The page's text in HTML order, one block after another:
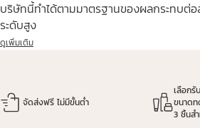
บริษัทนี้ทำได้ตามมาตรฐานของผลกระทบต่
ระดับสูง
ดูเพิ่มเติม
จัดส่งฟรี ไม่มีขั้นต่ำ
เลือก
ขนาด
3 ชิ้นส